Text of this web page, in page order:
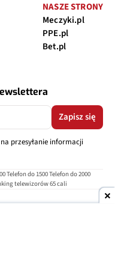
NASZE STRONY
Meczyki.pl
PPE.pl
Bet.pl
Zapisz się
przesyłanie informacji
Telefon do 1500Telefon do 2000
telewizorów 65 cali